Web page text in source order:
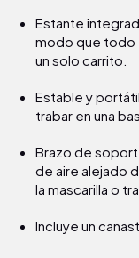
Estante
modo que todo
un solo carrito.
Estable y
trabar en una
Brazo de
de aire alejado
la mascarilla o
Incluye un